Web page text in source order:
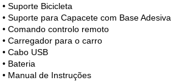
• Suporte Bicicleta
• Suporte para Capacete com Base Adesiva
• Comando controlo remoto
• Carregador para o carro
• Cabo USB
• Bateria
• Manual de Instruções